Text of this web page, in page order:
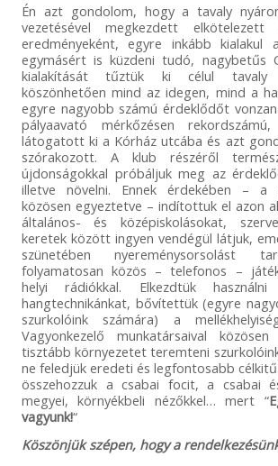
Én azt gondolom, hogy a tavaly
vezetésével megkezdett elkötelezett
eredményeként, egyre inkább kialakul
egymásért is küzdeni tudó, nagybetűs
kialakítását tűztük ki célul tavaly
köszönhetően mind az idegen, mind a
egyre nagyobb számú érdeklődőt
pályaavató mérkőzésen
látogatott ki a Kórház utcába és azt
szórakozott. A klub részéről
újdonságokkal próbáljuk meg az
illetve növelni. Ennek érdekében – a
közösen egyeztetve – indítottuk el azon
általános- és középiskolásokat,
keretek között ingyen vendégül látjuk,
szünetében nyereménysorsolást
folyamatosan közös – telefonos –
helyi rádiókkal. Elkezdtük
hangtechnikánkat, bővítettük (egyre
szurkolóink számára) a
Vagyonkezelő munkatársaival
tisztább környezetet teremteni
ne feledjük eredeti és legfontosabb
összehozzuk a csabai focit, a csabai
megyei, környékbeli nézőkkel… mert “
vagyunk!“
Köszönjük szépen, hogy a